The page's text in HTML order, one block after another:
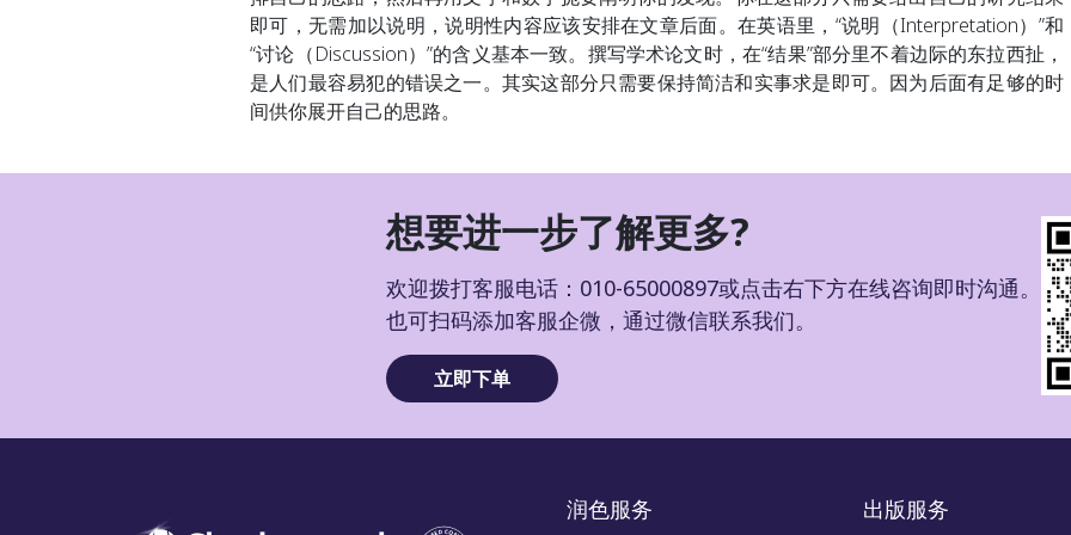
即可，无需加以说明，说明性内容应该安排在文章后面。在英语里，“说明（Interpretation）”和
“讨论（Discussion）”的含义基本一致。撰写学术论文时，在“结果”部分里不着边际的东拉西扯，
是人们最容易犯的错误之一。其实这部分只需要保持简洁和实事求是即可。因为后面有足够的时
间供你展开自己的思路。
想要进一步了解更多?
欢迎拨打客服电话：010-65000897或点击右下方在线咨询即时沟通。
也可扫码添加客服企微，通过微信联系我们。
立即下单
润色服务 出版服务